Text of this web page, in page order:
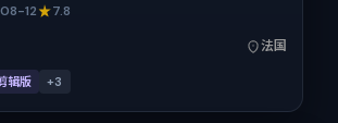
间：2019-08-12；片长172分钟；适合关注
结构的观众。
12 7.8
法国
辑版 +3